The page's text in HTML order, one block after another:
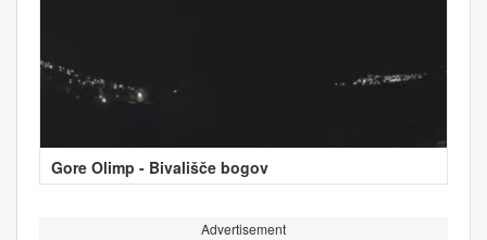
Gore Olimp - Bivališče bogov
Advertisement